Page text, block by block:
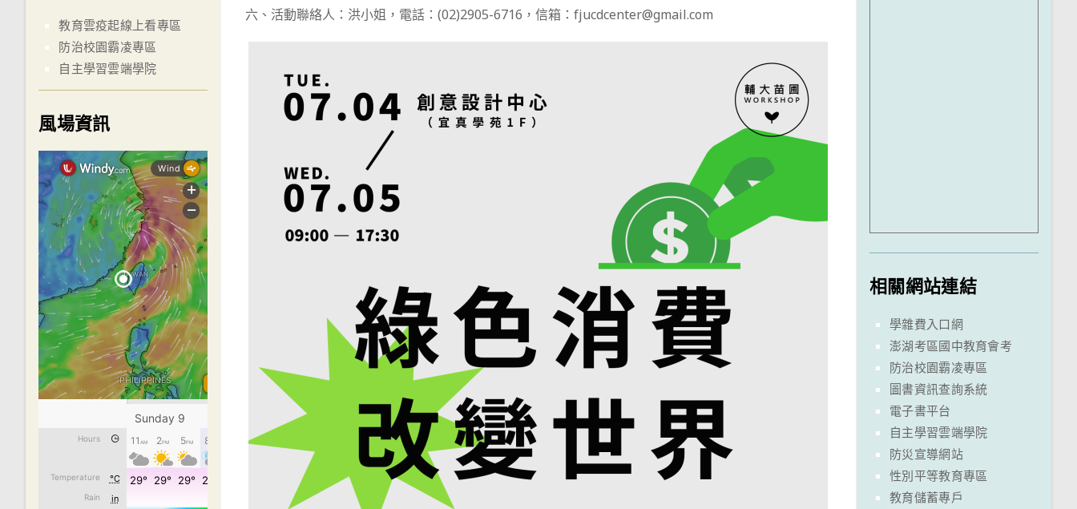
六、活動聯絡人：洪小姐，電話：(02)2905-6716，信箱：fjucdcenter@gmail.com
教育雲疫起線上看專區
防治校園霸凌專區
自主學習雲端學院
風場資訊
相關網站連結
學雜費入口網
澎湖考區國中教育會考
防治校園霸凌專區
圖書資訊查詢系統
電子書平台
自主學習雲端學院
防災宣導網站
性別平等教育專區
教育儲蓄專戶